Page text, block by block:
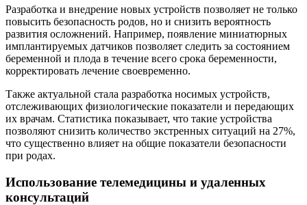
Разработка и внедрение новых устройств позволяет не только
повысить безопасность родов, но и снизить вероятность
развития осложнений. Например, появление миниатюрных
имплантируемых датчиков позволяет следить за состоянием
беременной и плода в течение всего срока беременности,
корректировать лечение своевременно.
Также актуальной стала разработка носимых устройств,
отслеживающих физиологические показатели и передающих
их врачам. Статистика показывает, что такие устройства
позволяют снизить количество экстренных ситуаций на 27%,
что существенно влияет на общие показатели безопасности
при родах.
Использование телемедицины и удаленных
консультаций